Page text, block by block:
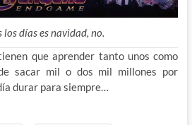
los días es navidad, no.
que aprender tanto unos como
sacar mil o dos mil millones por
durar para siempre…